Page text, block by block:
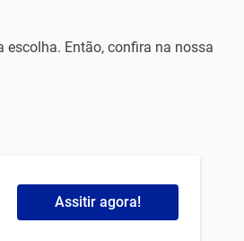
Então, confira na nossa
Assitir agora!